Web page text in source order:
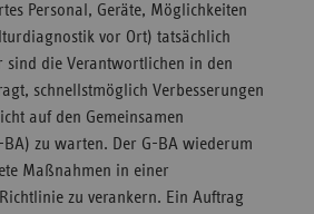
Personal, Geräte, Möglichkeiten
vor Ort) tatsächlich
sind die Verantwortlichen in den
schnellstmöglich Verbesserungen
auf den Gemeinsamen
BA) zu warten. Der G-BA wiederum
Maßnahmen in einer
zu verankern. Ein Auftrag